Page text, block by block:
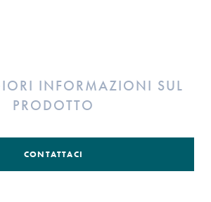
INFORMAZIONI SUL
PRODOTTO
CONTATTACI